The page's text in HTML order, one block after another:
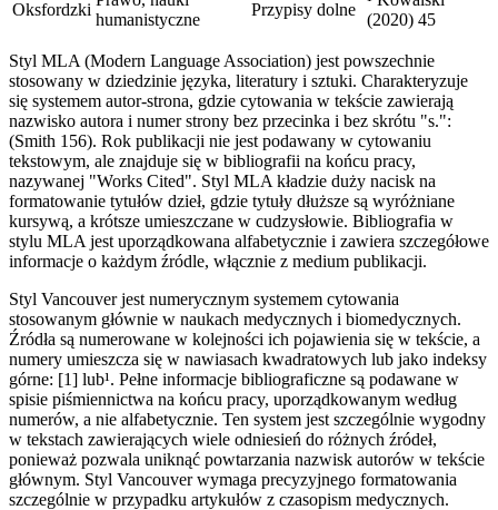
Oksfordzki
humanistyczne
Przypisy dolne
(2020) 45
Styl MLA (Modern Language Association) jest powszechnie
stosowany w dziedzinie języka, literatury i sztuki. Charakteryzuje
się systemem autor-strona, gdzie cytowania w tekście zawierają
nazwisko autora i numer strony bez przecinka i bez skrótu "s.":
(Smith 156). Rok publikacji nie jest podawany w cytowaniu
tekstowym, ale znajduje się w bibliografii na końcu pracy,
nazywanej "Works Cited". Styl MLA kładzie duży nacisk na
formatowanie tytułów dzieł, gdzie tytuły dłuższe są wyróżniane
kursywą, a krótsze umieszczane w cudzysłowie. Bibliografia w
stylu MLA jest uporządkowana alfabetycznie i zawiera szczegółowe
informacje o każdym źródle, włącznie z medium publikacji.
Styl Vancouver jest numerycznym systemem cytowania
stosowanym głównie w naukach medycznych i biomedycznych.
Źródła są numerowane w kolejności ich pojawienia się w tekście, a
numery umieszcza się w nawiasach kwadratowych lub jako indeksy
górne: [1] lub¹. Pełne informacje bibliograficzne są podawane w
spisie piśmiennictwa na końcu pracy, uporządkowanym według
numerów, a nie alfabetycznie. Ten system jest szczególnie wygodny
w tekstach zawierających wiele odniesień do różnych źródeł,
ponieważ pozwala uniknąć powtarzania nazwisk autorów w tekście
głównym. Styl Vancouver wymaga precyzyjnego formatowania
szczególnie w przypadku artykułów z czasopism medycznych.